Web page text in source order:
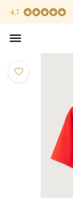
4,7